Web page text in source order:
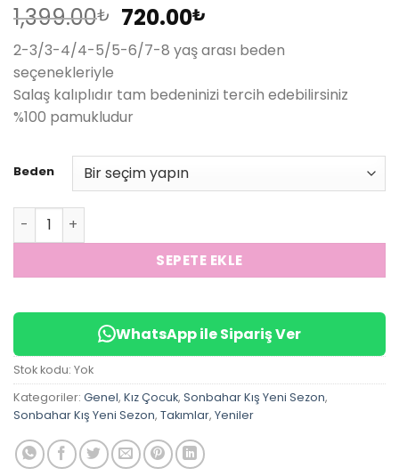
1,399.00₺ Orijinal
fiyat:
1,399.00₺.
720.00₺
andaki
fiyat:
2-3/3-4/4-5/5-6/7-8 yaş arası beden
seçenekleriyle
Salaş kalıplıdır tam bedeninizi tercih edebilirsiniz
%100 pamukludur
Beden
Hearts Kız Çocuk Yeni Sezon Takım adet
SEPETE EKLE
WhatsApp ile Sipariş Ver
Stok kodu: Yok
Kategoriler: Genel, Kız Çocuk, Sonbahar Kış Yeni Sezon,
Sonbahar Kış Yeni Sezon, Takımlar, Yeniler